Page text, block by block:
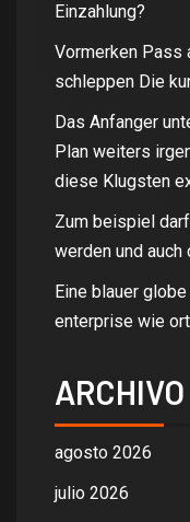
Einzahlung?
Vormerken Pass
schleppen Die
Das Anfanger
Plan weiters
diese Klugsten
Zum beispiel
werden und
Eine blauer
enterprise wie
ARCHIVO
agosto 2026
julio 2026